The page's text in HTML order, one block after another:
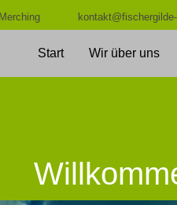
Start Wir über uns